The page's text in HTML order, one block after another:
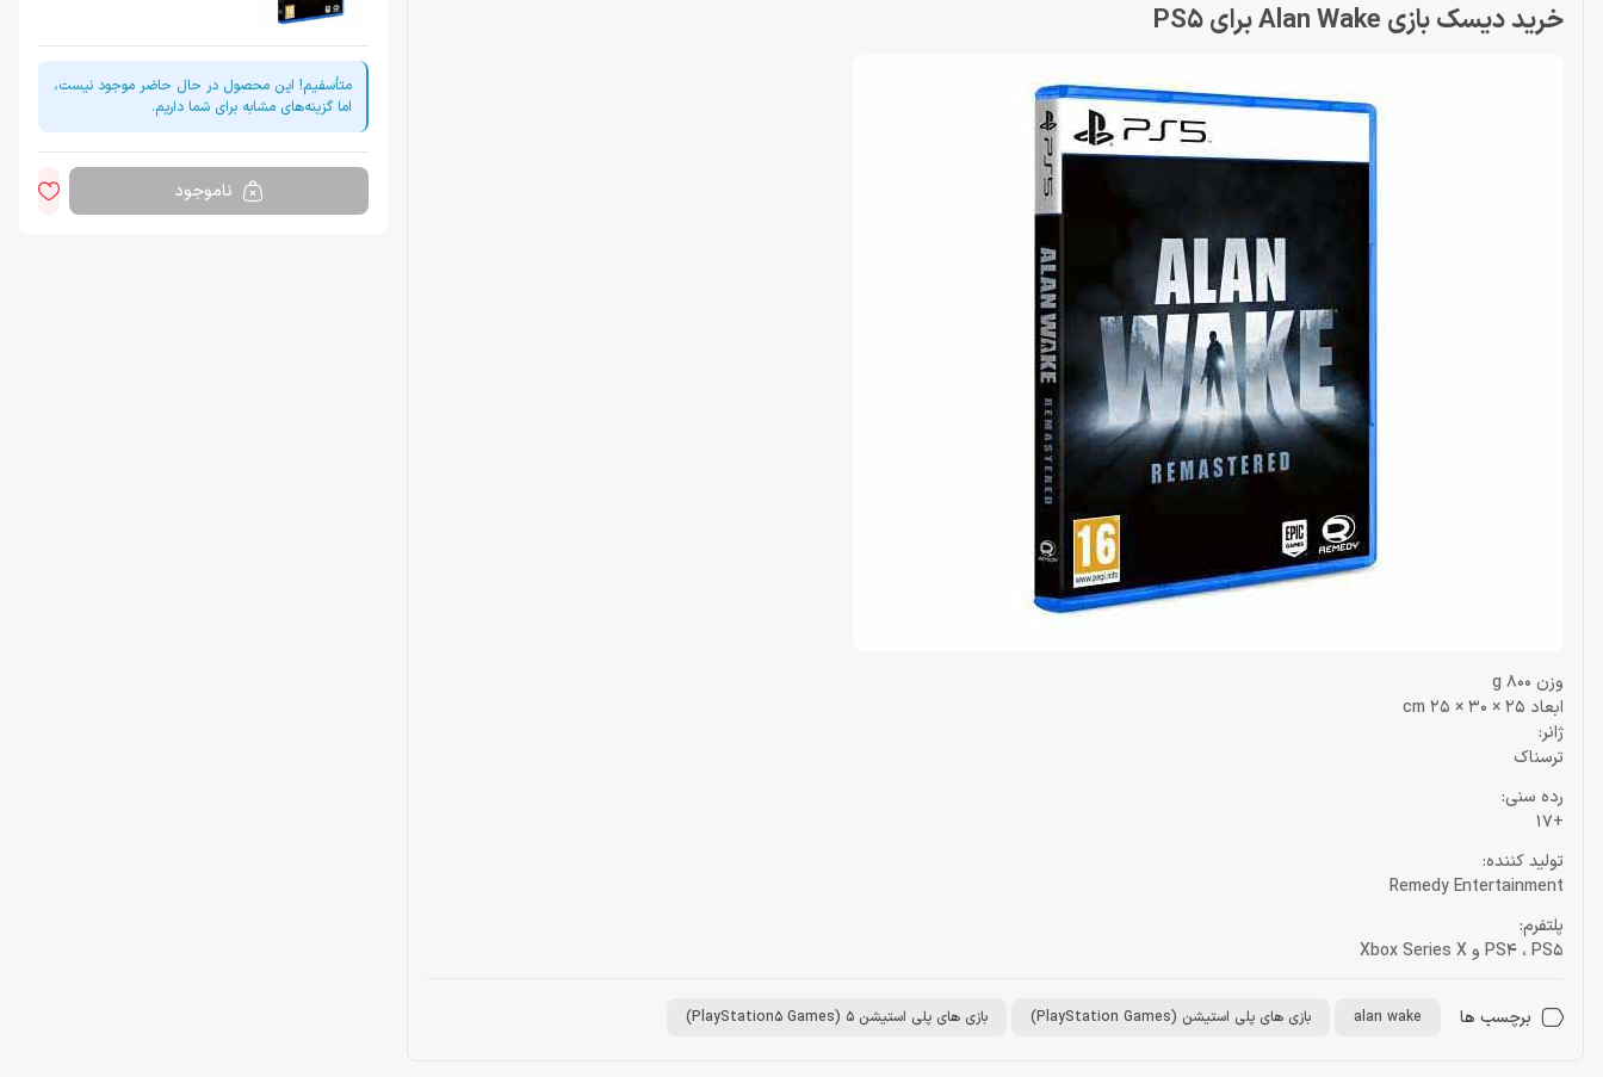
خرید دیسک بازی Alan Wake برای PS5
وزن 800 g
ابعاد 25 × 30 × 25 cm
ژانر:
ترسناک
رده سنی:
+17
تولید کننده:
Remedy Entertainment
پلتفرم:
PS4 ، PS5 و Xbox Series X
برچسب ها alan wake بازی های پلی استیشن (PlayStation Games) بازی های پلی استیشن 5 (PlayStation5 Games)
متأسفیم! این محصول در حال حاضر موجود نیست،
اما گزینه‌های مشابه برای شما داریم.
ناموجود